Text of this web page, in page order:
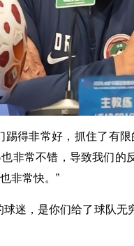
踢得非常好，抓住了有
非常不错，导致我们的
非常快。”
球迷，是你们给了球队